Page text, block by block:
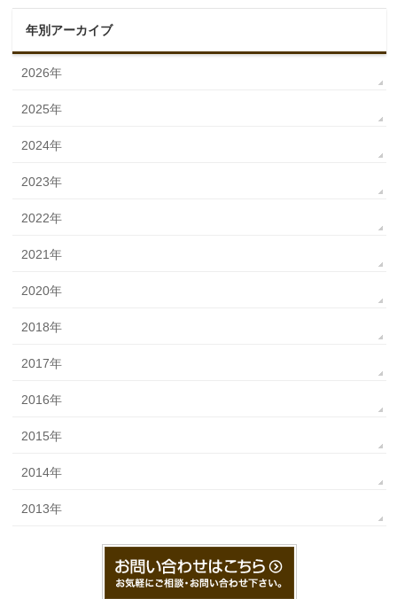
年別アーカイブ
2026年
2025年
2024年
2023年
2022年
2021年
2020年
2018年
2017年
2016年
2015年
2014年
2013年